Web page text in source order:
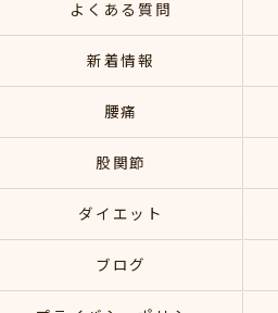
よくある質問
新着情報
腰痛
股関節
ダイエット
ブログ